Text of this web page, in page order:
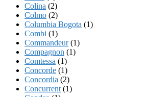
Colina (2)
Colmo (2)
Columbia Bogota (1)
Combi (1)
Commandeur(1)
Compagnon (1)
Comtessa (1)
Concorde (1)
Concordia (2)
Concurrent (1)